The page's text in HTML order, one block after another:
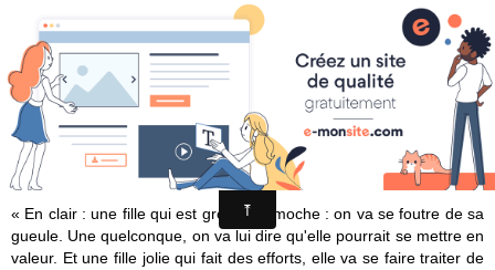
Croqu'livre
De si beaux cheveux / Gwladys
Constant. - Oskar, 2016
« En clair : une fille qui est grosse et moche : on va se foutre de sa
gueule. Une quelconque, on va lui dire qu'elle pourrait se mettre en
valeur. Et une fille jolie qui fait des efforts, elle va se faire traiter de